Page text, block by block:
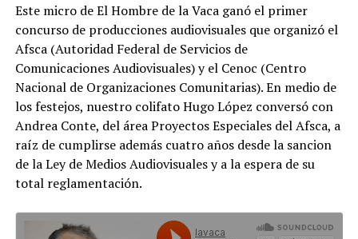
Este micro de El Hombre de la Vaca ganó el primer
concurso de producciones audiovisuales que organizó el
Afsca (Autoridad Federal de Servicios de
Comunicaciones Audiovisuales) y el Cenoc (Centro
Nacional de Organizaciones Comunitarias). En medio de
los festejos, nuestro colifato Hugo López conversó con
Andrea Conte, del área Proyectos Especiales del Afsca, a
raíz de cumplirse además cuatro años desde la sancion
de la Ley de Medios Audiovisuales y a la espera de su
total reglamentación.